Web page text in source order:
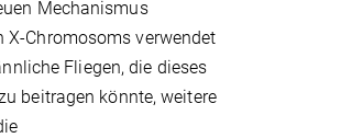
Mechanismus
X-Chromosoms verwendet
Fliegen, die dieses
beitragen könnte, weitere